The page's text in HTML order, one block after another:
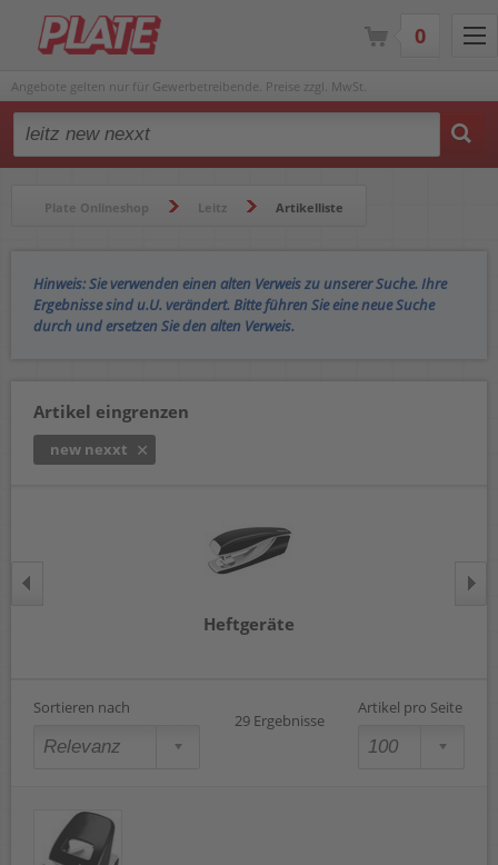
Angebote gelten nur für Gewerbetreibende. Preise zzgl. MwSt.
Type 2 or more characters for results.
Plate Onlineshop Leitz Artikelliste
Hinweis: Sie verwenden einen alten Verweis zu unserer Suche. Ihre
Ergebnisse sind u.U. verändert. Bitte führen Sie eine neue Suche
durch und ersetzen Sie den alten Verweis.
Artikel eingrenzen
new nexxt
Heftgeräte
Sortieren nach
29 Ergebnisse
Artikel pro Seite
0